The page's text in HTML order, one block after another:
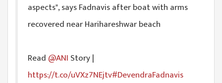
aspects", says Fadnavis after boat with arms
recovered near Harihareshwar beach
Read @ANI Story |
https://t.co/uVXz7NEjtv#DevendraFadnavis